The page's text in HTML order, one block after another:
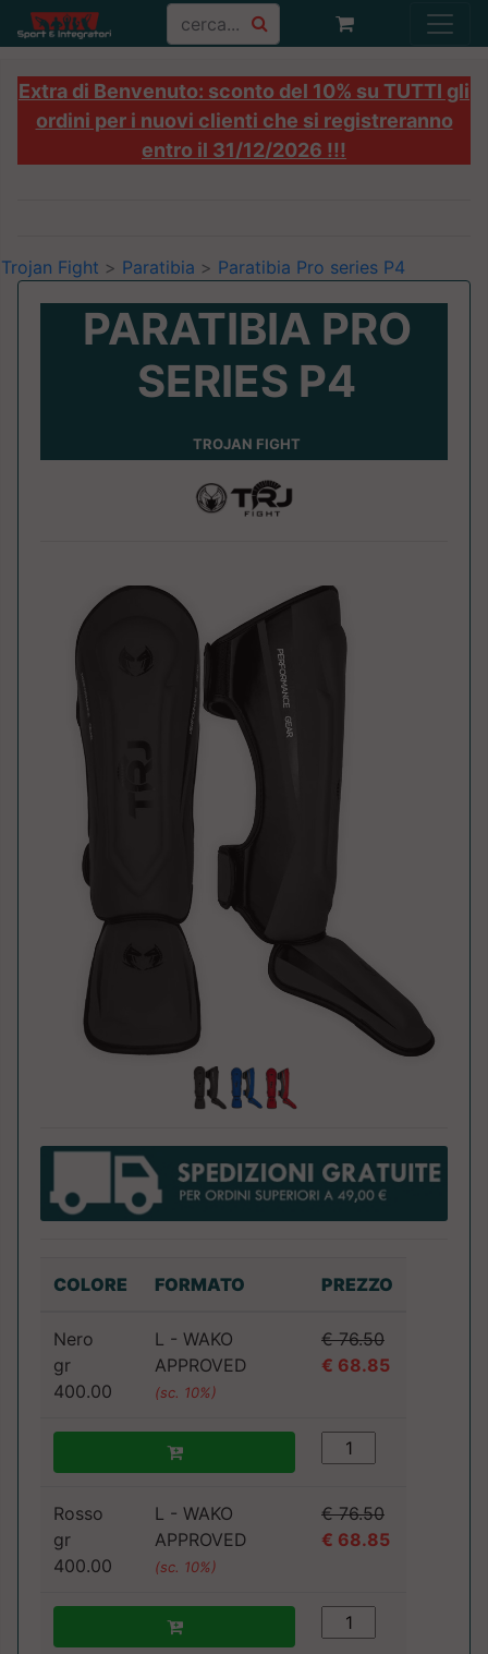
Extra di Benvenuto: sconto del 10% su TUTTI gli
ordini per i nuovi clienti che si registreranno
entro il 31/12/2026 !!!
Trojan Fight > Paratibia > Paratibia Pro series P4
PARATIBIA PRO
SERIES P4
TROJAN FIGHT
COLORE FORMATO PREZZO
Nero
gr
400.00
L - WAKO
APPROVED
(sc. 10%)
€ 76.50
€ 68.85
Rosso
gr
400.00
L - WAKO
APPROVED
(sc. 10%)
€ 76.50
€ 68.85